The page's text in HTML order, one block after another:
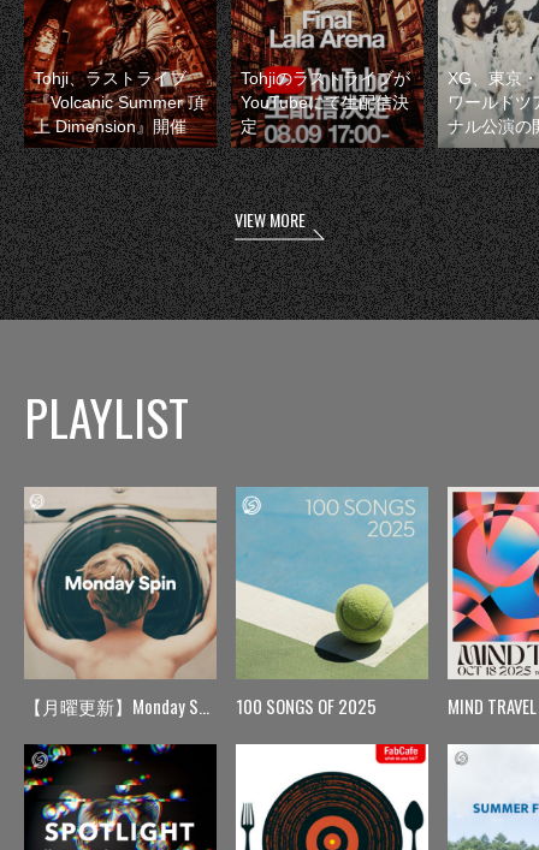
Tohji、ラストライブ
『Volcanic Summer 頂
上 Dimension』開催
Tohjiのラストライブが
YouTubeにて生配信決
定
XG、東京
ワールドツ
ナル公演の
VIEW MORE
PLAYLIST
【月曜更新】Monday Spin 100 SONGS OF 2025 MIND TRAVEL